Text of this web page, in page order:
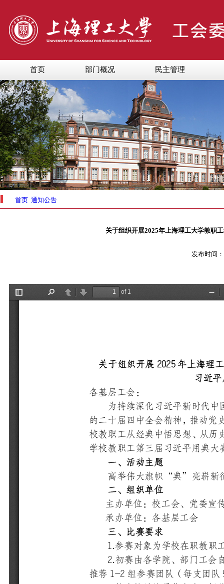
首页 部门概况 民主管理
首页 通知公告
关于组织开展2025年上海理工大学教职
发布时间